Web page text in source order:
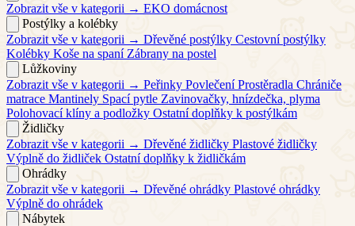
Zobrazit vše v kategorii → EKO domácnost
Postýlky a kolébky
Zobrazit vše v kategorii → Dřevěné postýlky Cestovní postýlky
Kolébky Koše na spaní Zábrany na postel
Lůžkoviny
Zobrazit vše v kategorii → Peřinky Povlečení Prostěradla Chrániče
matrace Mantinely Spací pytle Zavinovačky, hnízdečka, plyma
Polohovací klíny a podložky Ostatní doplňky k postýlkám
Židličky
Zobrazit vše v kategorii → Dřevěné židličky Plastové židličky
Výplně do židliček Ostatní doplňky k židličkám
Ohrádky
Zobrazit vše v kategorii → Dřevěné ohrádky Plastové ohrádky
Výplně do ohrádek
Nábytek